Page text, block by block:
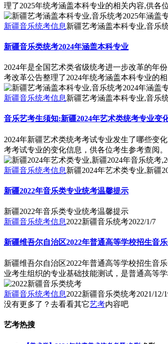
理了2025年统考涵盖本科专业的相关内容,供各
新疆音乐统考信息新疆艺考涵盖本科专业,音乐
新疆音乐类统考2024年涵盖本科专业
2024年是全国艺术类省级统考进一步改革的年
考改革公告整理了2024年统考涵盖本科专业的
新疆音乐统考信息新疆艺考涵盖本科专业,音乐
音乐艺考生须知:新疆2024年艺术类统考专业变
2024年新疆艺术类统考考试专业发生了哪些变
考考试专业的变化信息，供各位考生参考查阅。
新疆音乐统考信息新疆2024年艺术类专业,新疆
新疆2022年音乐类专业统考温馨提示
新疆2022年音乐类专业统考温馨提示
新疆音乐统考信息2022新疆音乐统考2022/1/7
新疆维吾尔自治区2022年普通高等学校招生音
新疆维吾尔自治区2022年普通高等学校招生音
业考生组织的专业基础技能测试，是普通高等
新疆音乐统考信息2022新疆音乐类统考2021/12/
没有更多了？去看看其它艺考内容吧
艺考热搜